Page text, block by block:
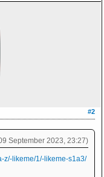
#2
September 2023, 23:27)
z/-likeme/1/-likeme-s1a3/